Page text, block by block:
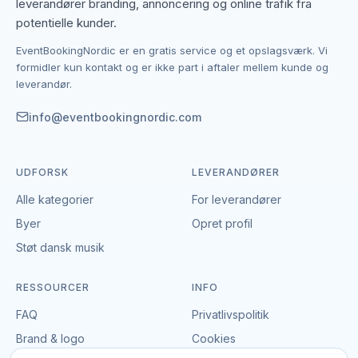
enkelte leverandør af paintball, lasergame &
skydning. EventBookingNordic er en åben portal – vi
aftalen på egne vilkår. Det giver mulighed for at
leverandører branding, annoncering og online trafik fra
potentielle kunder.
EventBookingNordic er en gratis service og et opslagsværk. Vi
formidler kun kontakt og er ikke part i aftaler mellem kunde og
leverandør.
info@eventbookingnordic.com
UDFORSK
Alle kategorier
Byer
Støt dansk musik
LEVERANDØRER
For leverandører
Opret profil
RESSOURCER
FAQ
Brand & logo
INFO
Privatlivspolitik
Cookies